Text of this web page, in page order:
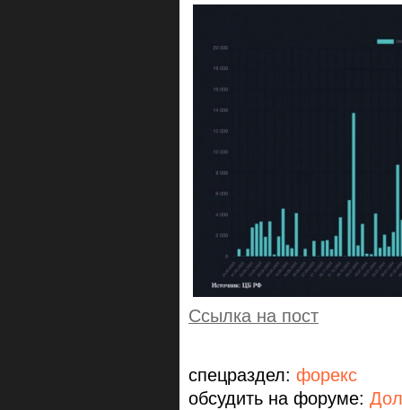
Ссылка на пост
спецраздел: форекс
обсудить на форуме: